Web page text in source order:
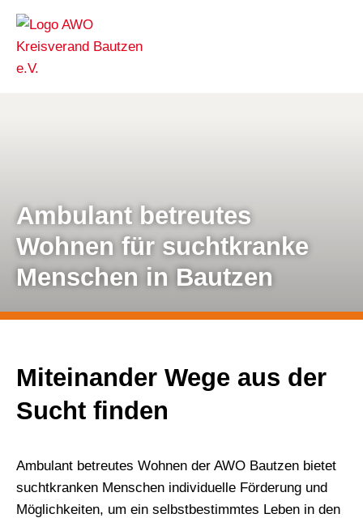
Ambulant betreutes
Wohnen für suchtkranke
Menschen in Bautzen
Miteinander Wege aus der
Sucht finden
Ambulant betreutes Wohnen der AWO Bautzen bietet
suchtkranken Menschen individuelle Förderung und
Möglichkeiten, um ein selbstbestimmtes Leben in den